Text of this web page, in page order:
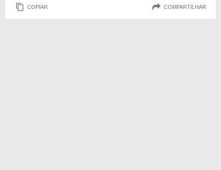
COPIAR COMPARTILHAR